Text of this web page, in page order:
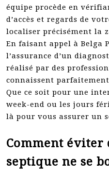
équipe procède en
d’accès et regards de
localiser précisément la
En faisant appel à Belga
l’assurance d’un
réalisé par des
connaissent
Que ce soit pour une
week-end ou les jours
là pour vous assurer un
Comment éviter
septique ne se